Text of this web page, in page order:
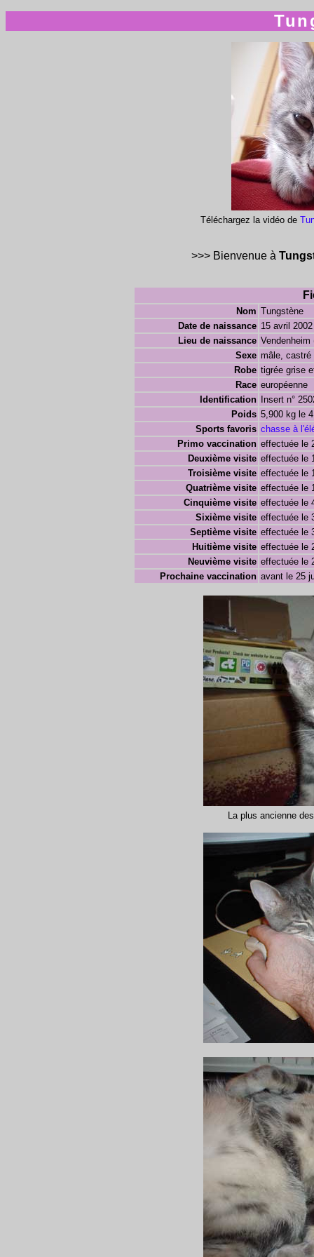
Téléchargez la vidéo de
>>> Bienvenue à
Nom Tungstène
Date de naissance 15 avril 2002
Lieu de naissance Vendenheim
Sexe mâle, castré
Robe tigrée grise
Race européenne
Identification
Insert n°
Poids 5,900 kg le
Sports favoris chasse à
Primo vaccination effectuée le
Deuxième visite effectuée le
Troisième visite effectuée le
Quatrième visite effectuée le
Cinquième visite effectuée le
Sixième visite effectuée le
Septième visite effectuée le
Huitième visite effectuée le
Neuvième visite effectuée le
Prochaine vaccination avant le 25
La plus ancienne